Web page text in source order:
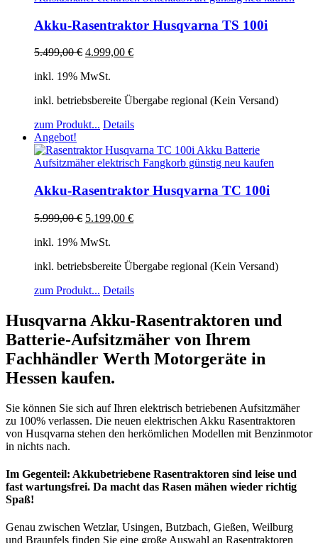
Akku-Rasentraktor Husqvarna TS 100i
5.499,00€ 4.999,00 €
inkl. 19% MwSt.
inkl. betriebsbereite Übergabe regional (Kein Versand)
zum Produkt... Details
Angebot!
Akku-Rasentraktor Husqvarna TC 100i
5.999,00€ 5.199,00 €
inkl. 19% MwSt.
inkl. betriebsbereite Übergabe regional (Kein Versand)
zum Produkt... Details
Husqvarna Akku-Rasentraktoren und
Batterie-Aufsitzmäher von Ihrem
Fachhändler Werth Motorgeräte in
Hessen kaufen.
Sie können Sie sich auf Ihren elektrisch betriebenen Aufsitzmäher
zu 100% verlassen. Die neuen elektrischen Akku Rasentraktoren
von Husqvarna stehen den herkömlichen Modellen mit Benzinmotor
in nichts nach.
Im Gegenteil: Akkubetriebene Rasentraktoren sind leise und
fast wartungsfrei. Da macht das Rasen mähen wieder richtig
Spaß!
Genau zwischen Wetzlar, Usingen, Butzbach, Gießen, Weilburg
und Braunfels finden Sie eine große Auswahl an Rasentraktoren